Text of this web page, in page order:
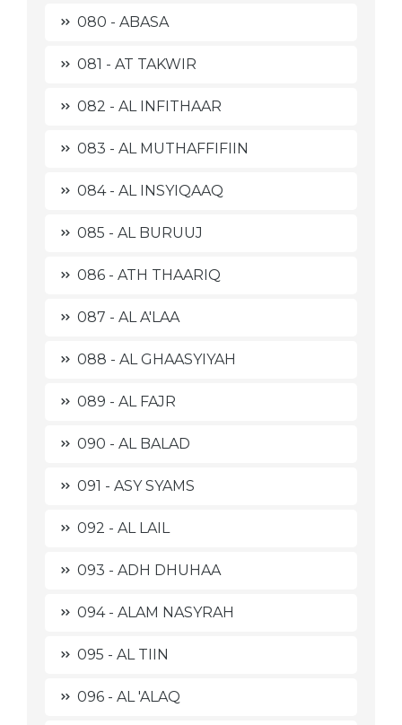
080 - ABASA
081 - AT TAKWIR
082 - AL INFITHAAR
083 - AL MUTHAFFIFIIN
084 - AL INSYIQAAQ
085 - AL BURUUJ
086 - ATH THAARIQ
087 - AL A'LAA
088 - AL GHAASYIYAH
089 - AL FAJR
090 - AL BALAD
091 - ASY SYAMS
092 - AL LAIL
093 - ADH DHUHAA
094 - ALAM NASYRAH
095 - AL TIIN
096 - AL 'ALAQ